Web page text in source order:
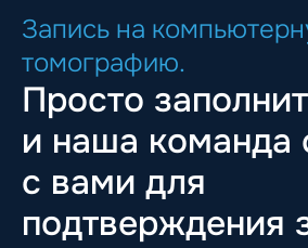
Запись на
томографию.
Просто
и наша команда
с вами для
подтверждения